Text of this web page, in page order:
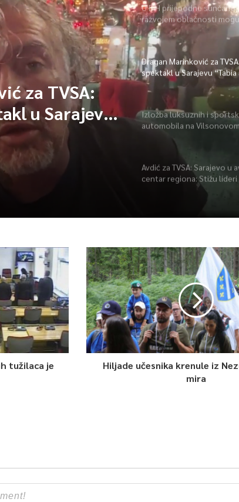
za TVSA:
u Sarajevu
U BiH prijepodne
razvojem oblačnosti
pljuskovi i grmljavina
Dragan Marinković za
spektakl u Sarajevu
Izložba luksuznih i
automobila na Vilsonovom
Avdić za TVSA: Sarajevo u
centar regiona: Stižu
tužilaca je
Hiljade učesnika krenule iz
mira